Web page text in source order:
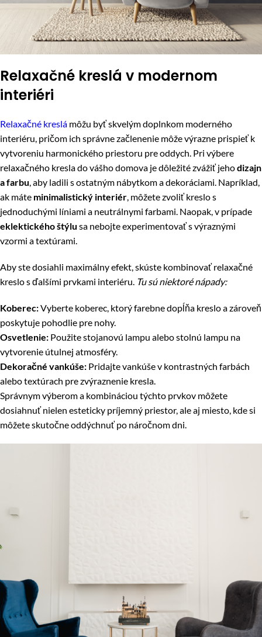
Relaxačné kreslá v modernom
interiéri
Relaxačné kreslá môžu byť skvelým doplnkom moderného
interiéru, pričom ich správne začlenenie môže výrazne prispieť k
vytvoreniu harmonického priestoru pre oddych. Pri výbere
relaxačného kresla do vášho domova je dôležité zvážiť jehodizajn
a farbu , aby ladili s ostatným nábytkom a dekoráciami. Napríklad,
ak máte minimalistický interiér , môžete zvoliť kreslo s
jednoduchými líniami a neutrálnymi farbami. Naopak, v prípade
eklektického štýlu sa nebojte experimentovať s výraznými
vzormi a textúrami.
Aby ste dosiahli maximálny efekt, skúste kombinovať relaxačné
kreslo s ďalšími prvkami interiéru. Tu sú niektoré nápady:
Koberec:Vyberte koberec, ktorý farebne dopĺňa kreslo a zároveň
poskytuje pohodlie pre nohy.
Osvetlenie: Použite stojanovú lampu alebo stolnú lampu na
vytvorenie útulnej atmosféry.
Dekoračné vankúše: Pridajte vankúše v kontrastných farbách
alebo textúrach pre zvýraznenie kresla.
Správnym výberom a kombináciou týchto prvkov môžete
dosiahnuť nielen esteticky príjemný priestor, ale aj miesto, kde si
môžete skutočne oddýchnuť po náročnom dni.